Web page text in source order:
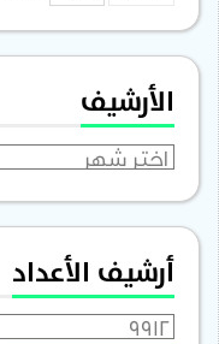
الأرشيف
الأرشيف
أرشيف الأعداد